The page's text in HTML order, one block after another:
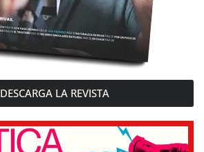
DESCARGA LA REVISTA